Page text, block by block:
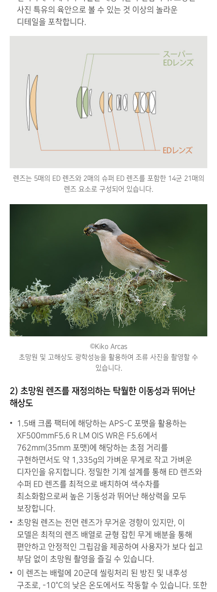
사진 특유의 육안으로 볼 수 있는 것 이상의 놀라운
디테일을 포착합니다.
렌즈는 5매의 ED 렌즈와 2매의 슈퍼 ED 렌즈를 포함한 14군 21매의
렌즈 요소로 구성되어 있습니다.
©Kiko Arcas
초망원 및 고해상도 광학성능을 활용하여 조류 사진을 촬영할 수
있습니다.
2) 초망원 렌즈를 재정의하는 탁월한 이동성과 뛰어난
해상도
1.5배 크롭 팩터에 해당하는 APS-C 포맷을 활용하는
XF500mmF5.6 R LM OIS WR은 F5.6에서
762mm(35mm 포맷)에 해당하는 초점 거리를
구현하면서도 약 1,335g의 가벼운 무게로 작고 가벼운
디자인을 유지합니다. 정밀한 기계 설계를 통해 ED 렌즈와
수퍼 ED 렌즈를 최적으로 배치하여 색수차를
최소화함으로써 높은 기동성과 뛰어난 해상력을 모두
보장합니다.
초망원 렌즈는 전면 렌즈가 무거운 경향이 있지만, 이
모델은 최적의 렌즈 배열로 균형 잡힌 무게 배분을 통해
편안하고 안정적인 그립감을 제공하여 사용자가 보다 쉽고
부담 없이 초망원 촬영을 즐길 수 있습니다.
이 렌즈는 배럴에 20군데 씰링처리 된 방진 및 내후성
구조로, -10°C의 낮은 온도에서도 작동할 수 있습니다. 또한